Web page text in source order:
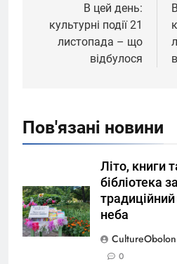
записівВ цей день:
культурні події 21
листопада – що
відбулося
Пов'язані новини
Літо, книги
бібліотека
неба
CultureObolon
0